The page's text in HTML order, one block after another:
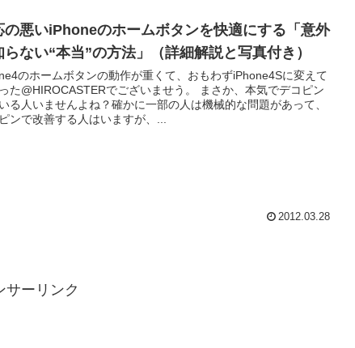
の悪いiPhoneのホームボタンを快適にする「意外
らない“本当”の方法」（詳細解説と写真付き）
のホームボタンの動作が重くて、おもわずiPhone4Sに変えて
た@HIROCASTERでございませう。 まさか、本気でデコピン
る人いませんよね？確かに一部の人は機械的な問題があって、
ンで改善する人はいますが、...
2012.03.28
サーリンク